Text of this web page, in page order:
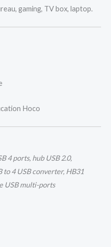
gaming, TV box, laptop.
Hoco
4 ports, hub USB 2.0,
to 4 USB converter, HB31
USB multi-ports